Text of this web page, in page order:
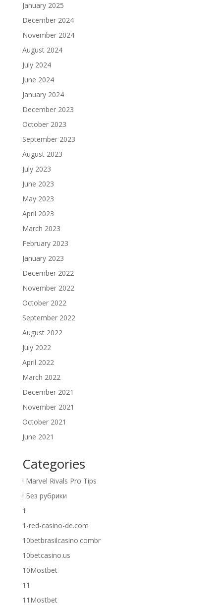
January 2025
December 2024
November 2024
August 2024
July 2024
June 2024
January 2024
December 2023
October 2023
September 2023
August 2023
July 2023
June 2023
May 2023
April 2023
March 2023
February 2023
January 2023
December 2022
November 2022
October 2022
September 2022
August 2022
July 2022
April 2022
March 2022
December 2021
November 2021
October 2021
June 2021
Categories
! Marvel Rivals Pro Tips
! Без рубрики
1
1-red-casino-de.com
10betbrasilcasino.combr
10betcasino.us
10Mostbet
11
11Mostbet